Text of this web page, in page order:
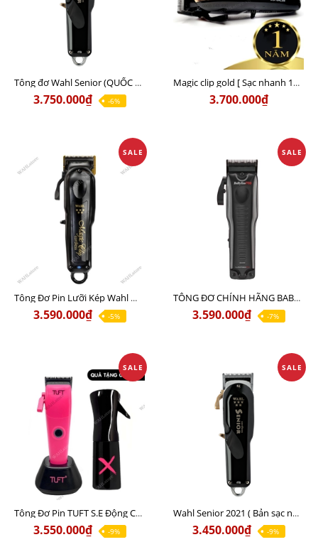
Tông đơ Wahl Senior (QUỐC TẾ ) Chính Hãng USA Sạc 110v lẫn 220v
3.750.000₫ -6%
Magic clip gold [ Sạc nhanh 15 phút ] ( bản Nội địa 8 cữ nhựa ) Lưỡi kép Usa chính hãng - Sạc 110v lẫn 220v
3.700.000₫
SALE
Tông Đơ Pin Lưỡi Kép Wahl Magic Black Chính Hãng USA
3.590.000₫ -5%
SALE
TÔNG ĐƠ CHÍNH HÃNG BABYLISS LO PRO - FX CHÍNH HÃNG USA - LƯỠI ĐƠN HỚT LƯỢC
3.590.000₫ -7%
SALE
Tông Đơ Pin TUFT S.E Động Cơ Từ Tính Bản Mới Nhất Cao Cấp Chính Hãng
3.550.000₫ -9%
SALE
Wahl Senior 2021 ( Bản sạc nhanh nội địa ) Lưỡi đơn - Chuyên kê lược
3.450.000₫ -9%